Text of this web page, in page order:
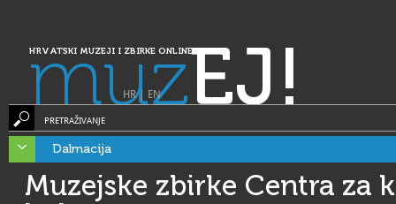
HRVATSKI MUZEJI I ZBIRKE ONLINE
muzEJ!
HR| EN
PRETRAŽIVANJE
Dalmacija
Muzejske zbirke Centra za